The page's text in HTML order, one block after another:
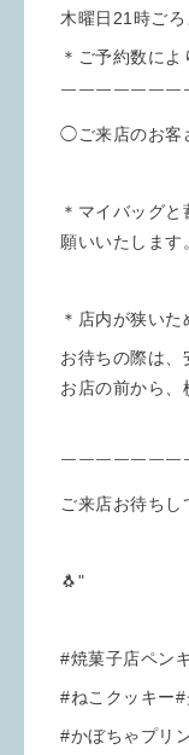
木曜日21時ごろ
＊ご予約数に
￣￣￣￣￣￣￣
◯ご来店のお客
＊マイバッグ
願いいたします。
＊店内が狭いた
お待ちの際は、
お店の前から、
￣￣￣￣￣￣￣
ご来店お待ちし
🐧"
#焼菓子店ペン
#ねこクッキー
#かぼちゃプリ